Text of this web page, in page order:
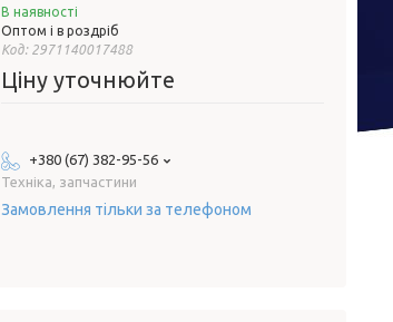
В наявності
Оптом і в роздріб
Код: 2971140017488
Ціну уточнюйте
+380 (67) 382-95-56
Техніка, запчастини
Замовлення тільки за телефоном